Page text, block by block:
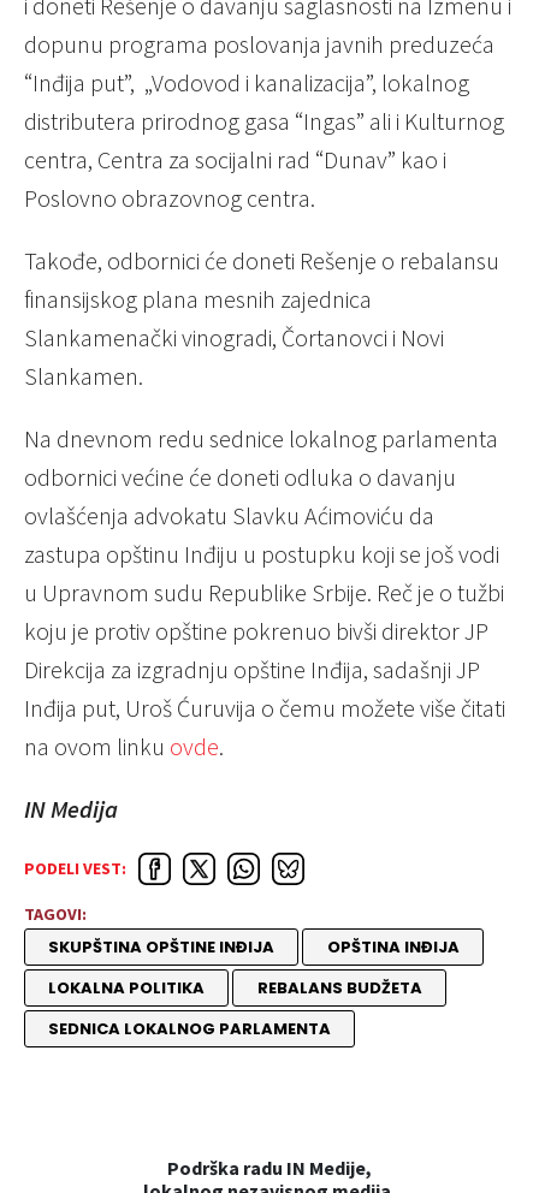
dopunu programa poslovanja javnih preduzeća
“Inđija put”, „Vodovod i kanalizacija”, lokalnog
distributera prirodnog gasa “Ingas” ali i Kulturnog
centra, Centra za socijalni rad “Dunav” kao i
Poslovno obrazovnog centra.
Takođe, odbornici će doneti Rešenje o rebalansu
finansijskog plana mesnih zajednica
Slankamenački vinogradi, Čortanovci i Novi
Slankamen.
Na dnevnom redu sednice lokalnog parlamenta
odbornici većine će doneti odluka o davanju
ovlašćenja advokatu Slavku Aćimoviću da
zastupa opštinu Inđiju u postupku koji se još vodi
u Upravnom sudu Republike Srbije. Reč je o tužbi
koju je protiv opštine pokrenuo bivši direktor JP
Direkcija za izgradnju opštine Inđija, sadašnji JP
Inđija put, Uroš Ćuruvija o čemu možete više čitati
na ovom linku ovde.
IN Medija
PODELI VEST:
TAGOVI:
SKUPŠTINA OPŠTINE INĐIJA
OPŠTINA INĐIJA
LOKALNA POLITIKA
REBALANS BUDŽETA
SEDNICA LOKALNOG PARLAMENTA
Podrška radu IN Medije,